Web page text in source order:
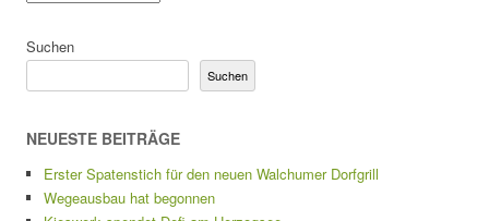
Suchen
Suchen
NEUESTE BEITRÄGE
Erster Spatenstich für den neuen Walchumer Dorfgrill
Wegeausbau hat begonnen